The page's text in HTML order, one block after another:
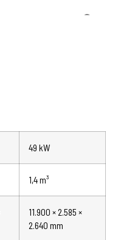
49 kW
1,4 m³
11.900 × 2.585 ×
2.640 mm